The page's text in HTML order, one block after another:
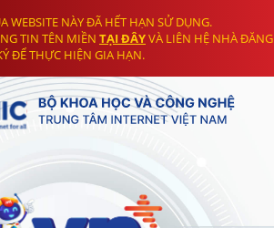
WEBSITE NÀY ĐÃ HẾT HẠN SỬ DỤNG.
TIN TÊN MIỀN TẠI ĐÂYVÀ LIÊN HỆ NHÀ ĐĂNG
ĐỂ THỰC HIỆN GIA HẠN.